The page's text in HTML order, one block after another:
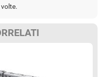
volte.